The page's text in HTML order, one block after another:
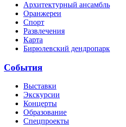
Архитектурный ансамбль
Оранжереи
Спорт
Развлечения
Карта
Бирюлевский дендропарк
События
Выставки
Экскурсии
Концерты
Образование
Спецпроекты